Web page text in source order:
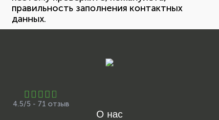
правильность заполнения контактных
данных.
4.5/5 - 71 отзыв
О нас